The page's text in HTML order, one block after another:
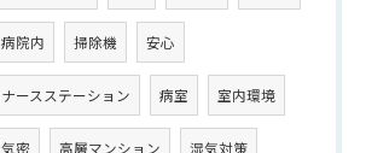
病院内 掃除機 安心
ナースステーション 病室 室内環境
気密 高層マンション 湿気対策